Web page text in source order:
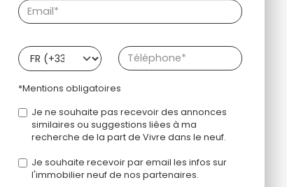
*Mentions obligatoires
Je ne souhaite pas recevoir des annonces
similaires ou suggestions liées à ma
recherche de la part de Vivre dans le neuf.
Je souhaite recevoir par email les infos sur
l'immobilier neuf de nos partenaires.